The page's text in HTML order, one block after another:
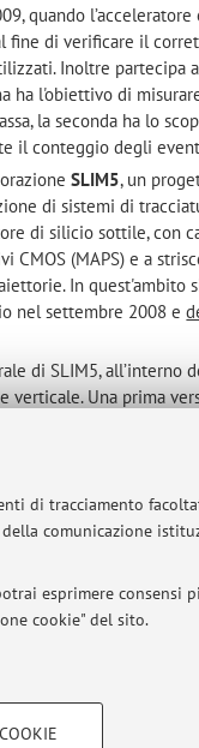
di tracciamento
comunicazione
esprimere consensi
cookie" del sito.
TECNICI -
quando
fine di verificare il
Inoltre partecipa
ha l'obiettivo di
la seconda ha lo
il conteggio degli
SLIM5, un
di sistemi di
di silicio sottile, con
(MAPS) e a
In quest'ambito
nel settembre 2008 e
di SLIM5, all’interno
verticale. Una prima
al quale la
in
durante la campagna
for Frontier Physics -